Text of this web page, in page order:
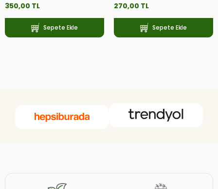
350,00 TL
Sepete Ekle
270,00 TL
Sepete Ekle